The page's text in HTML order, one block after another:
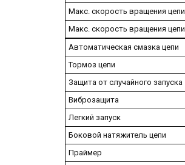
Макс. скорость вращения цепи
Макс. скорость вращения цепи
Автоматическая смазка цепи
Тормоз цепи
Защита от случайного запуска
Виброзащита
Легкий запуск
Боковой натяжитель цепи
Праймер